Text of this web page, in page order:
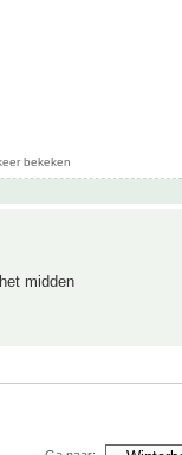
bekeken
midden